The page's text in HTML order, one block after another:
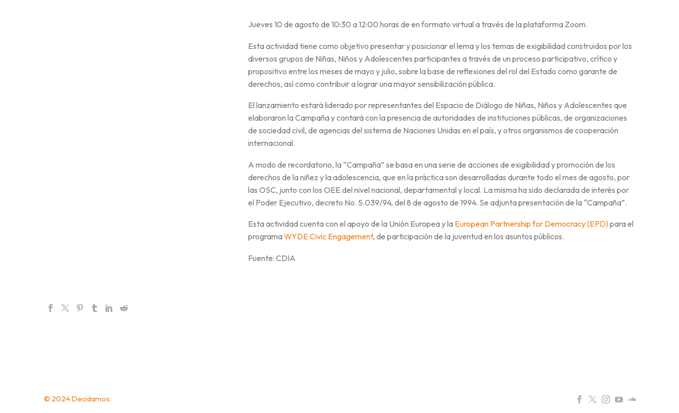
Jueves 10 de agosto de 10:30 a 12:00 horas de en formato virtual a través de la plataforma Zoom.
Esta actividad tiene como objetivo presentar y posicionar el lema y los temas de exigibilidad construidos por los
diversos grupos de Niñas, Niños y Adolescentes participantes a través de un proceso participativo, crítico y
propositivo entre los meses de mayo y julio, sobre la base de reflexiones del rol del Estado como garante de
derechos, así como contribuir a lograr una mayor sensibilización pública.
El lanzamiento estará liderado por representantes del Espacio de Diálogo de Niñas, Niños y Adolescentes que
elaboraron la Campaña y contará con la presencia de autoridades de instituciones públicas, de organizaciones
de sociedad civil, de agencias del sistema de Naciones Unidas en el país, y otros organismos de cooperación
internacional.
A modo de recordatorio, la “Campaña” se basa en una serie de acciones de exigibilidad y promoción de los
derechos de la niñez y la adolescencia, que en la práctica son desarrolladas durante todo el mes de agosto, por
las OSC, junto con los OEE del nivel nacional, departamental y local. La misma ha sido declarada de interés por
el Poder Ejecutivo, decreto No. 5.039/94, del 8 de agosto de 1994. Se adjunta presentación de la “Campaña”.
Esta actividad cuenta con el apoyo de la Unión Europea y la European Partnership for Democracy (EPD)para el
programaWYDE Civic Engagement, de participación de la juventud en los asuntos públicos.
Fuente: CDIA
© 2024 Decidamos.